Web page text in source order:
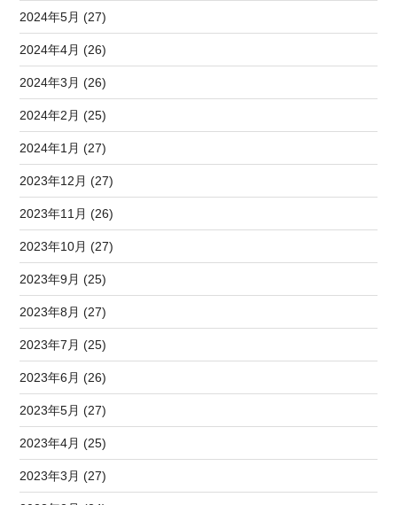
2024年5月 (27)
2024年4月 (26)
2024年3月 (26)
2024年2月 (25)
2024年1月 (27)
2023年12月 (27)
2023年11月 (26)
2023年10月 (27)
2023年9月 (25)
2023年8月 (27)
2023年7月 (25)
2023年6月 (26)
2023年5月 (27)
2023年4月 (25)
2023年3月 (27)